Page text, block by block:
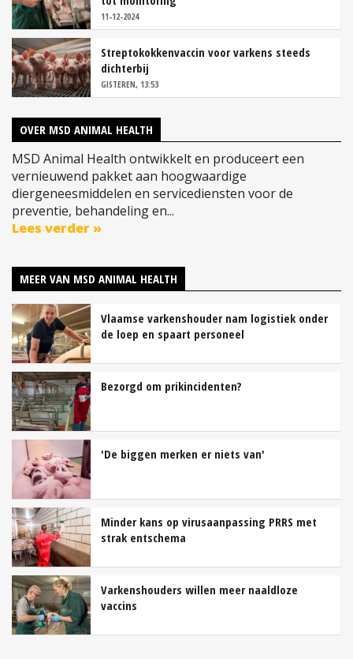
11-12-2024
Streptokokkenvaccin voor varkens steeds
dichterbij
GISTEREN, 13:53
OVER MSD ANIMAL HEALTH
MSD Animal Health ontwikkelt en produceert een
vernieuwend pakket aan hoogwaardige
diergeneesmiddelen en servicediensten voor de
preventie, behandeling en...
Lees verder »
MEER VAN MSD ANIMAL HEALTH
Vlaamse varkenshouder nam logistiek onder
de loep en spaart personeel
Bezorgd om prikincidenten?
'De biggen merken er niets van'
Minder kans op virusaanpassing PRRS met
strak entschema
Varkenshouders willen meer naaldloze
vaccins